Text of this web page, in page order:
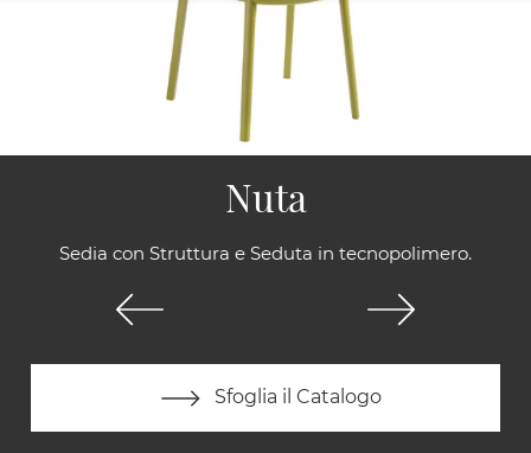
Sedia con Struttura e Seduta in tecnopolimero.
Sfoglia il Catalogo
Nuta